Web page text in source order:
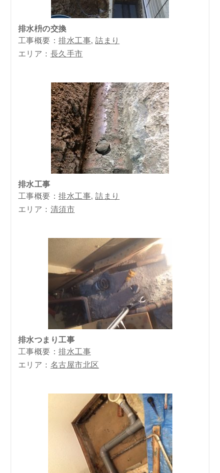
排水枡の交換
工事概要：排水工事 ,詰まり
エリア： 長久手市
排水工事
工事概要：排水工事 ,詰まり
エリア： 清須市
排水つまり工事
工事概要：排水工事
エリア： 名古屋市北区